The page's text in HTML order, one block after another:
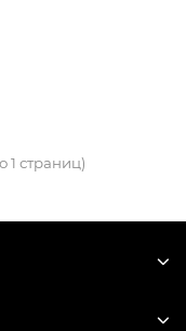
1 страниц)